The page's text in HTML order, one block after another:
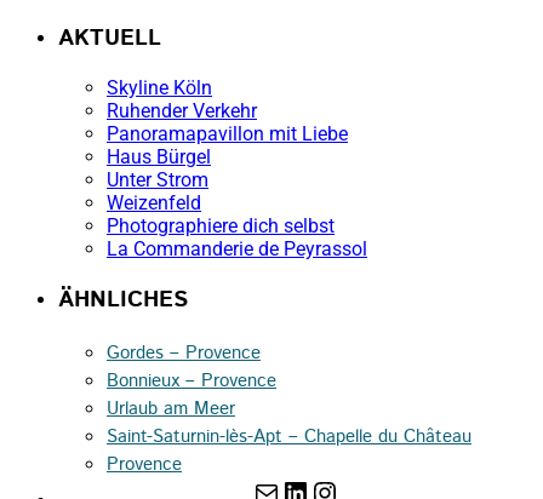
AKTUELL
Skyline Köln
Ruhender Verkehr
Panoramapavillon mit Liebe
Haus Bürgel
Unter Strom
Weizenfeld
Photographiere dich selbst
La Commanderie de Peyrassol
ÄHNLICHES
Gordes – Provence
Bonnieux – Provence
Urlaub am Meer
Saint-Saturnin-lès-Apt – Chapelle du Château
Provence
E-MailLinkedIn
Instagram